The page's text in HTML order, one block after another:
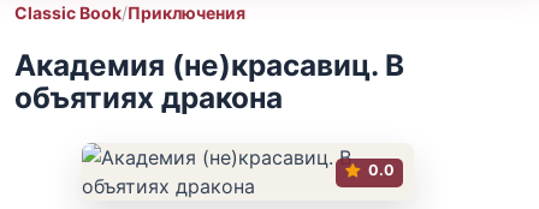
Classic Book/Приключения
Академия (не)красавиц. В
объятиях дракона
0.0